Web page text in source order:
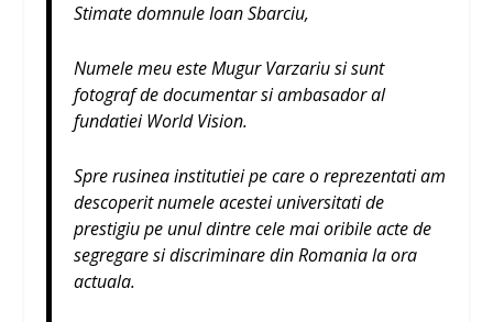
Stimate domnule Ioan Sbarciu,
Numele meu este Mugur Varzariu si sunt
fotograf de documentar si ambasador al
fundatiei World Vision.
Spre rusinea institutiei pe care o reprezentati am
descoperit numele acestei universitati de
prestigiu pe unul dintre cele mai oribile acte de
segregare si discriminare din Romania la ora
actuala.